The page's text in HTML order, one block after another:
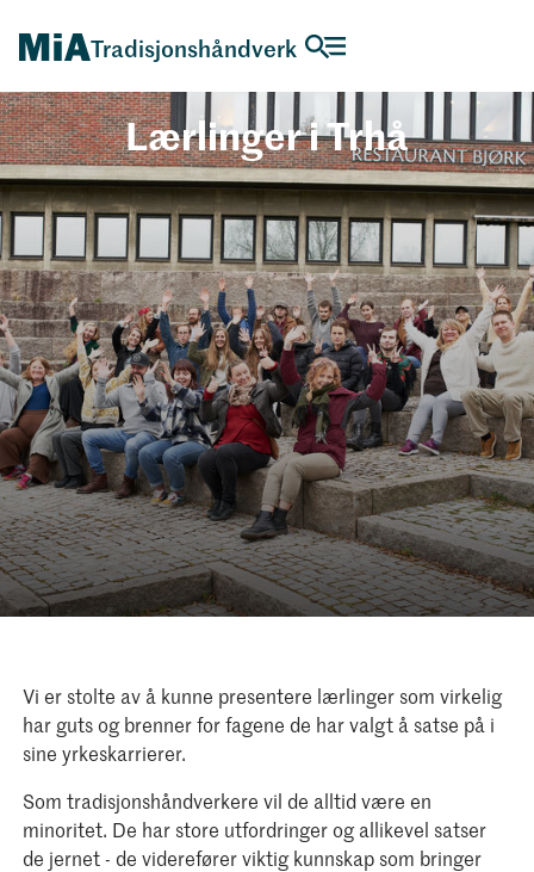
Tradisjonshåndverk
Lærlinger i Trhå
Vi er stolte av å kunne presentere lærlinger som virkelig
har guts og brenner for fagene de har valgt å satse på i
sine yrkeskarrierer.
Som tradisjonshåndverkere vil de alltid være en
minoritet. De har store utfordringer og allikevel satser
de jernet - de viderefører viktig kunnskap som bringer